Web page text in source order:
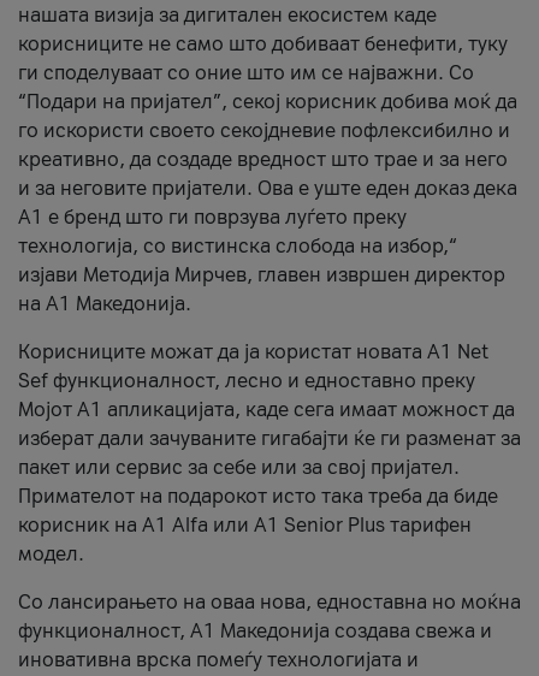
нашата визија за дигитален екосистем каде
корисниците не само што добиваат бенефити, туку
ги споделуваат со оние што им се најважни. Со
“Подари на пријател”, секој корисник добива моќ да
го искористи своето секојдневие пофлексибилно и
креативно, да создаде вредност што трае и за него
и за неговите пријатели. Ова е уште еден доказ дека
А1 е бренд што ги поврзува луѓето преку
технологија, со вистинска слобода на избор,“
изјави Методија Мирчев, главен извршен директор
на А1 Македонија.
Корисниците можат да ја користат новата А1 Net
Sef функционалност, лесно и едноставно преку
Мојот А1 апликацијата, каде сега имаат можност да
изберат дали зачуваните гигабајти ќе ги разменат за
пакет или сервис за себе или за свој пријател.
Примателот на подарокот исто така треба да биде
корисник на А1 Alfa или A1 Senior Plus тарифен
модел.
Со лансирањето на оваа нова, едноставна но моќна
функционалност, А1 Македонија создава свежа и
иновативна врска помеѓу технологијата и